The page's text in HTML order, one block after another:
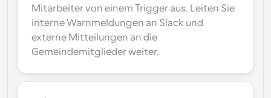
Mitarbeiter von einem Trigger aus. Leiten Sie
interne Warnmeldungen an Slack und
externe Mitteilungen an die
Gemeindemitglieder weiter.